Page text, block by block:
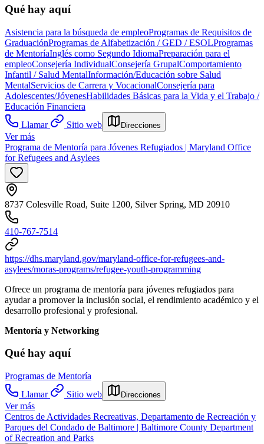
Qué hay aquí
Asistencia para la búsqueda de empleoProgramas de Requisitos de
GraduaciónProgramas de Alfabetización / GED / ESOLProgramas
de MentoríaInglés como Segundo IdiomaPreparación para el
empleoConsejería IndividualConsejería GrupalComportamiento
Infantil / Salud MentalInformación/Educación sobre Salud
MentalServicios de Carrera y VocacionalConsejería para
Adolescentes/JóvenesHabilidades Básicas para la Vida y el Trabajo /
Educación Financiera
Llamar
Sitio web Direcciones
Ver más
Programa de Mentoría para Jóvenes Refugiados | Maryland Office
for Refugees and Asylees
8737 Colesville Road, Suite 1200, Silver Spring, MD 20910
410-767-7514
https://dhs.maryland.gov/maryland-office-for-refugees-and-
asylees/moras-programs/refugee-youth-programming
Ofrece un programa de mentoría para jóvenes refugiados para
ayudar a promover la inclusión social, el rendimiento académico y el
desarrollo profesional y profesional.
Mentoría y Networking
Qué hay aquí
Programas de Mentoría
Llamar
Sitio web Direcciones
Ver más
Centros de Actividades Recreativas, Departamento de Recreación y
Parques del Condado de Baltimore | Baltimore County Department
of Recreation and Parks